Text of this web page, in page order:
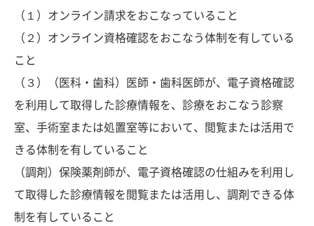
（１）オンライン請求をおこなっていること
（２）オンライン資格確認をおこなう体制を有している
こと
（３）（医科・歯科）医師・歯科医師が、電子資格確認
を利用して取得した診療情報を、診療をおこなう診察
室、手術室または処置室等において、閲覧または活用で
きる体制を有していること
（調剤）保険薬剤師が、電子資格確認の仕組みを利用し
て取得した診療情報を閲覧または活用し、調剤できる体
制を有していること